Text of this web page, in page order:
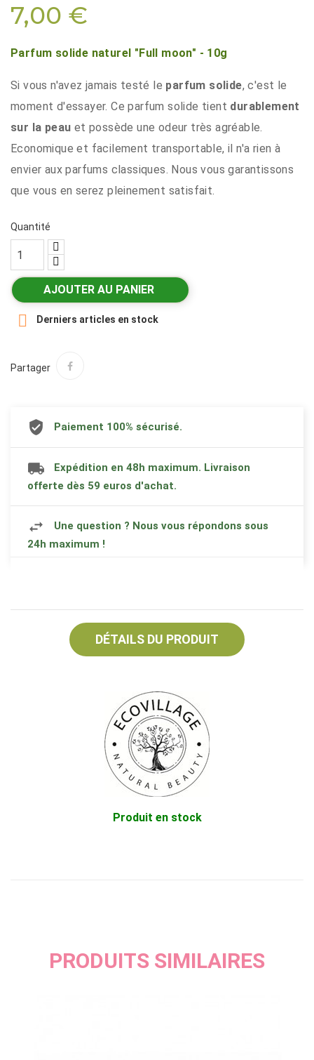
7,00 €
Parfum solide naturel "Full moon" - 10g
Si vous n'avez jamais testé le parfum solide, c'est le
moment d'essayer. Ce parfum solide tient durablement
sur la peau et possède une odeur très agréable.
Economique et facilement transportable, il n'a rien à
envier aux parfums classiques. Nous vous garantissons
que vous en serez pleinement satisfait.
Quantité
AJOUTER AU PANIER
 Derniers articles en stock
Partager
Paiement 100% sécurisé.
Expédition en 48h maximum. Livraison
offerte dès 59 euros d'achat.
Une question ? Nous vous répondons sous
24h maximum !
DÉTAILS DU PRODUIT
Produit en stock
PRODUITS SIMILAIRES